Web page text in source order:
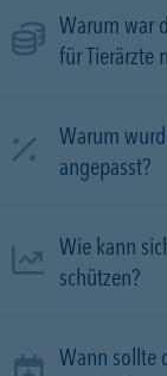
Warum war
für Tierärzte
Warum
angepasst?
Wie kann
schützen?
Wann sollte